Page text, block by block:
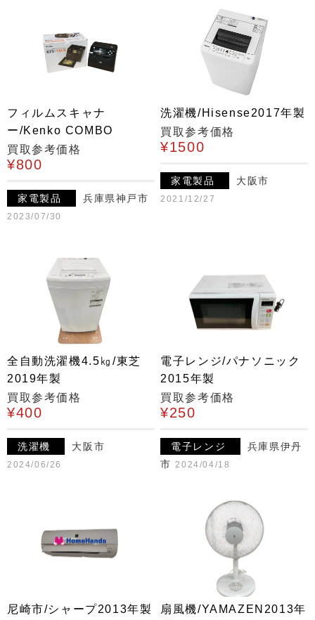
フィルムスキャナ
ー/Kenko COMBO
買取参考価格
¥800
家電製品 兵庫県神戸市
2023/07/30
洗濯機/Hisense2017年製
買取参考価格
¥1500
家電製品 大阪市
2021/12/27
全自動洗濯機4.5㎏/東芝
2019年製
買取参考価格
¥400
洗濯機 大阪市
2024/06/26
電子レンジ/パナソニック
2015年製
買取参考価格
¥250
電子レンジ
兵庫県伊丹
市 2024/04/18
尼崎市/シャープ2013年製
扇風機/YAMAZEN2013年